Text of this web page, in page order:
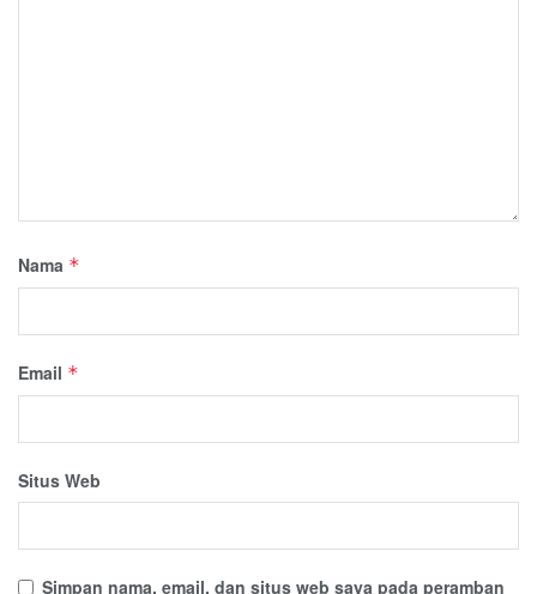
Nama *
Email *
Situs Web
Simpan nama, email, dan situs web saya pada peramban